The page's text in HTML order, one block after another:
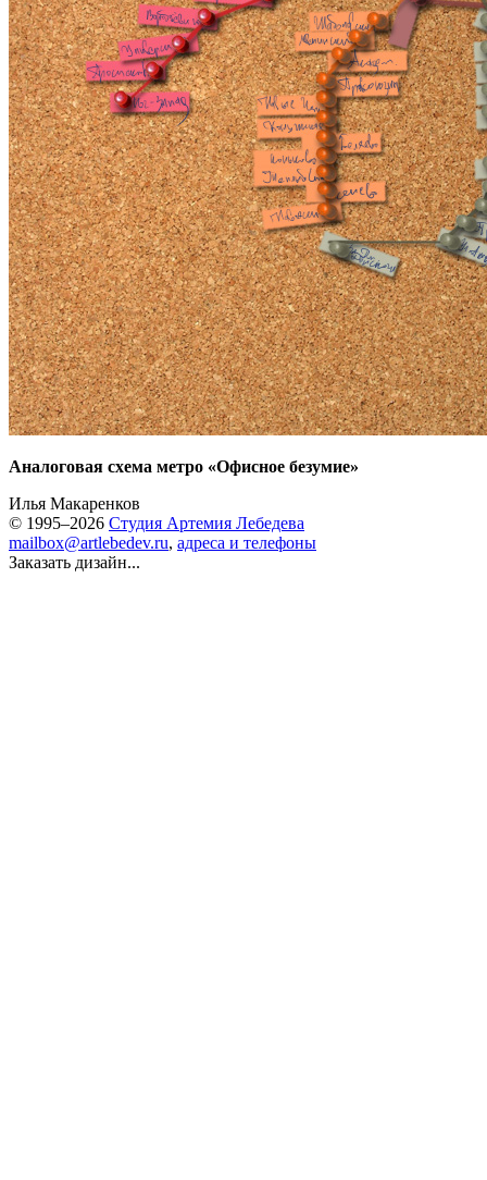
Аналоговая схема метро «Офисное безумие»
Илья Макаренков
© 1995–2026 Студия Артемия Лебедева
mailbox@artlebedev.ru, адреса и телефоны
Заказать дизайн...